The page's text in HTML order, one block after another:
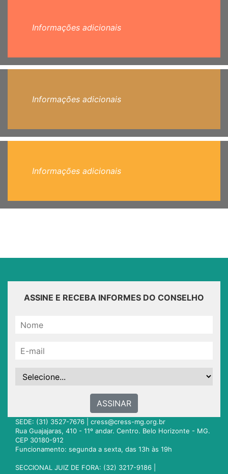
Informações adicionais
Informações adicionais
Informações adicionais
ASSINE E RECEBA INFORMES DO CONSELHO
ASSINAR
SEDE: (31) 3527-7676 | cress@cress-mg.org.br
Rua Guajajaras, 410 - 11º andar. Centro. Belo Horizonte - MG.
CEP 30180-912
Funcionamento: segunda a sexta, das 13h às 19h
SECCIONAL JUIZ DE FORA: (32) 3217-9186 |